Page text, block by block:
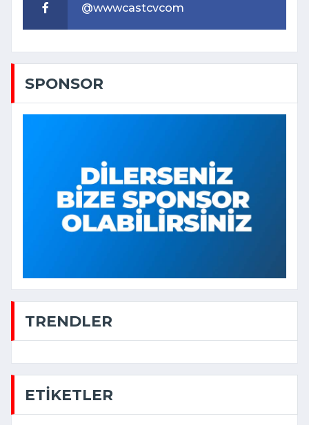
@wwwcastcvcom
SPONSOR
TRENDLER
ETIKETLER